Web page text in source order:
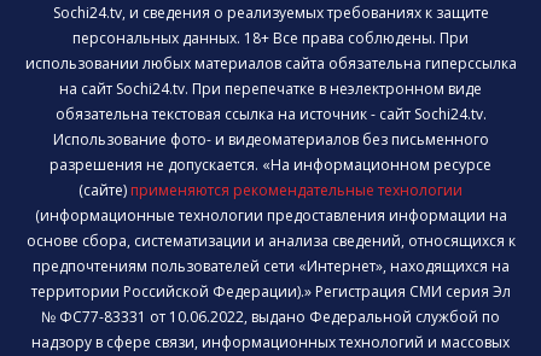
Sochi24.tv, и сведения о реализуемых требованиях к защите
персональных данных. 18+ Все права соблюдены. При
использовании любых материалов сайта обязательна гиперссылка
на сайт Sochi24.tv. При перепечатке в неэлектронном виде
обязательна текстовая ссылка на источник - сайт Sochi24.tv.
Использование фото- и видеоматериалов без письменного
разрешения не допускается. «На информационном ресурсе
(сайте) применяются рекомендательные технологии
(информационные технологии предоставления информации на
основе сбора, систематизации и анализа сведений, относящихся к
предпочтениям пользователей сети «Интернет», находящихся на
территории Российской Федерации).» Регистрация СМИ серия Эл
№ ФС77-83331 от 10.06.2022, выдано Федеральной службой по
надзору в сфере связи, информационных технологий и массовых